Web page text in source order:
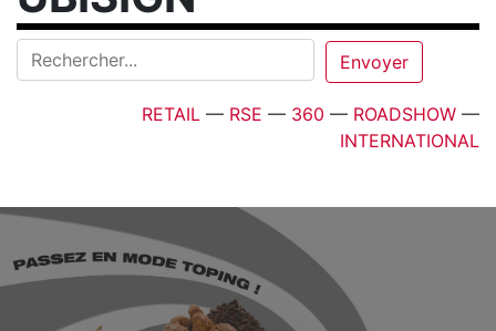
RETAIL — RSE — 360 — ROADSHOW —
INTERNATIONAL